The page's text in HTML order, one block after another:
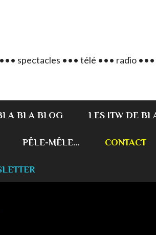
spectacles ••• télé ••• radio
BLA BLOG LES ITW DE
PÊLE-MÊLE... CONTACT